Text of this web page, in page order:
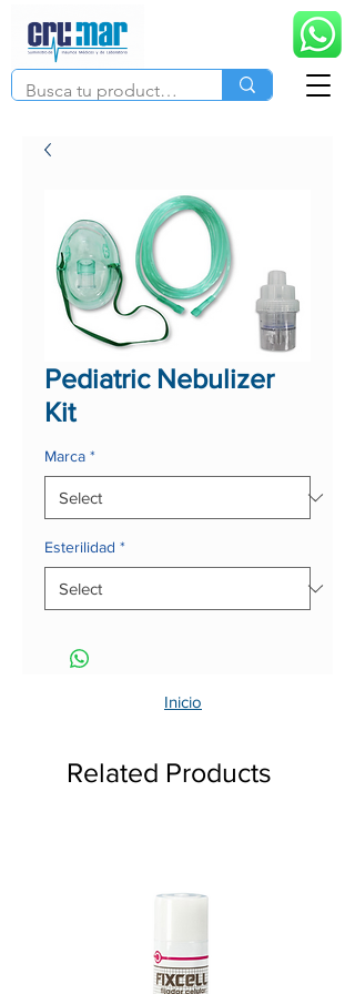
Pediatric Nebulizer
Kit
Marca *
Esterilidad *
Inicio
Related Products